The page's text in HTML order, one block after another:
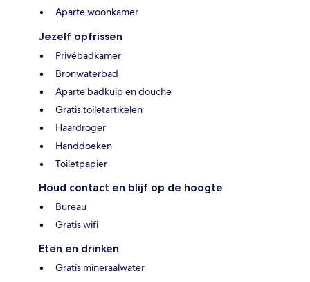
Aparte woonkamer
Jezelf opfrissen
Privébadkamer
Bronwaterbad
Aparte badkuip en douche
Gratis toiletartikelen
Haardroger
Handdoeken
Toiletpapier
Houd contact en blijf op de hoogte
Bureau
Gratis wifi
Eten en drinken
Gratis mineraalwater